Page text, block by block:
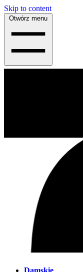
Skip to content
Otwórz menu
Damskie